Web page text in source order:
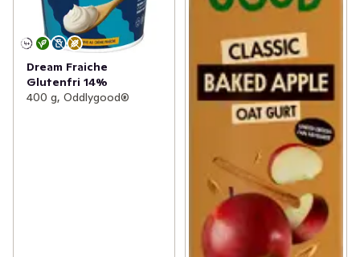
Dream Fraiche
Glutenfri 14%
400 g, Oddlygood®